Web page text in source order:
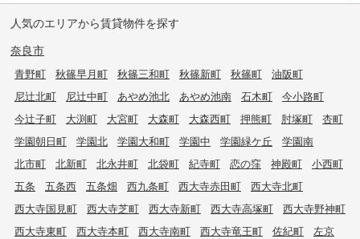
人気のエリアから賃貸物件を探す
奈良市
青野町 秋篠早月町 秋篠三和町 秋篠新町 秋篠町
油阪町
尼辻北町
尼辻中町 あやめ池北 あやめ池南 石木町
今小路町
今辻子町
大渕町 大宮町 大森町 大森西町 押熊町 肘塚町
杏町
学園朝日町
学園北 学園大和町 学園中 学園緑ケ丘
学園南
北市町
北新町 北永井町 北袋町 紀寺町 恋の窪 神殿町
小西町
五条
五条西 五条畑 西九条町 西大寺赤田町
西大寺北町
西大寺国見町
西大寺芝町 西大寺新町 西大寺高塚町
西大寺野神町
西大寺東町
西大寺本町 西大寺南町 西大寺竜王町 佐紀町
左京